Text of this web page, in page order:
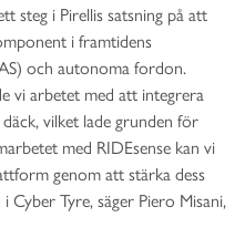
steg i Pirellis satsning på att
i framtidens
och autonoma fordon.
vi arbetet med att integrera
vilket lade grunden för
med RIDEsense kan vi
genom att stärka dess
Cyber Tyre, säger Piero Misani,